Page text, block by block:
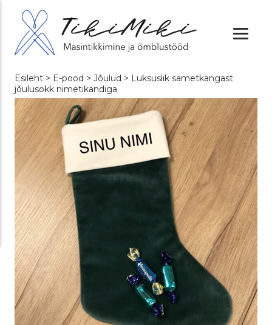
Esileht > E-pood > Jõulud > Luksuslik sametkangast
jõulusokk nimetikandiga